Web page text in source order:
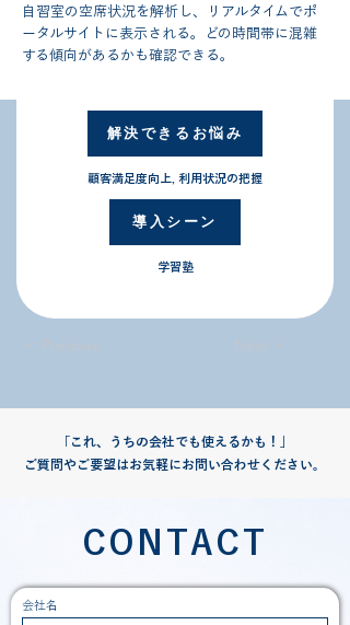
自習室の空席状況を解析し、リアルタイムでポ
ータルサイトに表示される。どの時間帯に混雑
する傾向があるかも確認できる。
解決できるお悩み
顧客満足度向上, 利用状況の把握
導入シーン
学習塾
「これ、うちの会社でも使えるかも！」
ご質問やご要望はお気軽にお問い合わせください。
CONTACT
会社名